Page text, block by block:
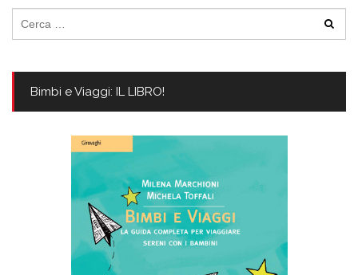
per:
Bimbi e Viaggi: IL LIBRO!